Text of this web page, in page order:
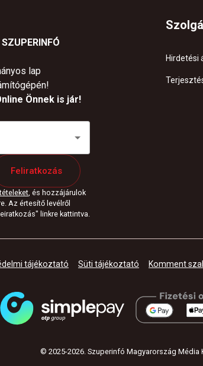
lap
Önnek is jár!
Feliratkozás
, és hozzájárulok
Az értesítő levélről
linkre kattintva.
Hirdetési
tájékoztató Süti tájékoztató Komment
© 2025-2026. Szuperinfó Magyarország Média